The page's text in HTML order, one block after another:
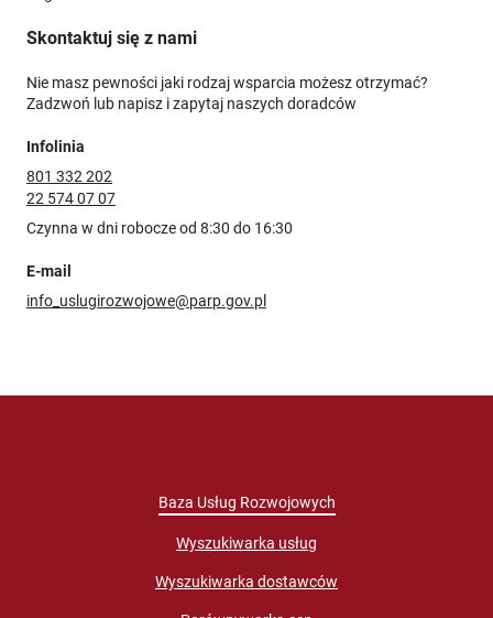
Skontaktuj się z nami
Nie masz pewności jaki rodzaj wsparcia możesz otrzymać?
Zadzwoń lub napisz i zapytaj naszych doradców
Infolinia
801 332 202
22 574 07 07
Czynna w dni robocze od 8:30 do 16:30
E-mail
info_uslugirozwojowe@parp.gov.pl
Baza Usług Rozwojowych
Wyszukiwarka usług
Wyszukiwarka dostawców